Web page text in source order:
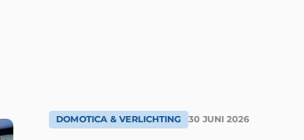
DOMOTICA & VERLICHTING 30 JUNI 2026